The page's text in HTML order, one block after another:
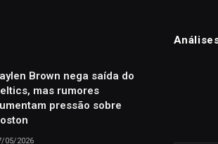
Brown nega saída do
mas rumores
pressão sobre
05/2026